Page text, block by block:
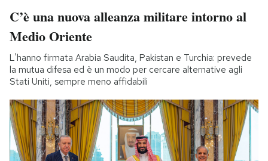
C’è una nuova alleanza militare intorno al
Medio Oriente
L'hanno firmata Arabia Saudita, Pakistan e Turchia: prevede
la mutua difesa ed è un modo per cercare alternative agli
Stati Uniti, sempre meno affidabili